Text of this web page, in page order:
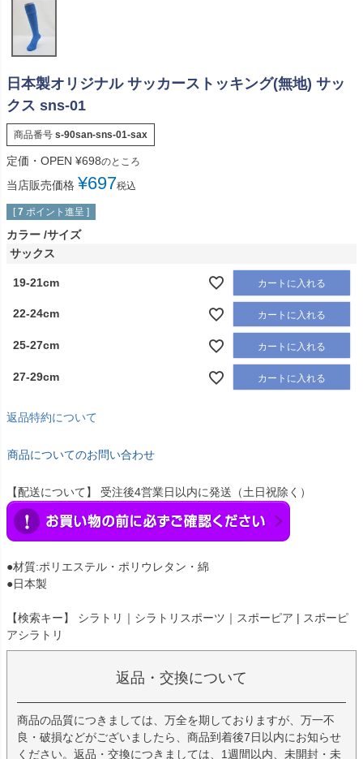
日本製オリジナル サッカーストッキング(無地) サッ
クス sns-01
商品番号 s-90san-sns-01-sax
定価・OPEN ¥698のところ
当店販売価格 ¥697税込
[ 7 ポイント進呈 ]
カラー サイズ
サックス
19-21cm カートに入れる
22-24cm カートに入れる
25-27cm カートに入れる
27-29cm カートに入れる
返品特約について
商品についてのお問い合わせ
【配送について】 受注後4営業日以内に発送（土日祝除く）
●材質:ポリエステル・ポリウレタン・綿
●日本製
【検索キー】 シラトリ｜シラトリスポーツ｜スポーピア | スポーピ
アシラトリ
返品・交換について
商品の品質につきましては、万全を期しておりますが、万一不
良・破損などがございましたら、商品到着後7日以内にお知らせ
ください。返品・交換につきましては、1週間以内、未開封・未